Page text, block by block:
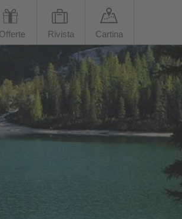
Offerte Rivista Cartina